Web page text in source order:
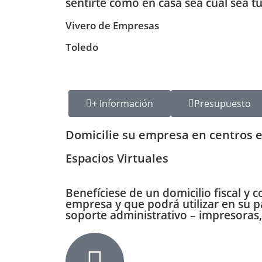
Vivero de Empresas
Toledo
+ Información Presupuesto
Domicilie su empresa en centros
Espacios Virtuales
Benefíciese de un domicilio fiscal y
empresa y que podrá utilizar en su
soporte administrativo –